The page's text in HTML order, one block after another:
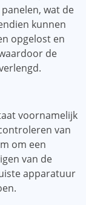
wat de
kunnen
opgelost en
de
voornamelijk
van
om een
van de
apparatuur